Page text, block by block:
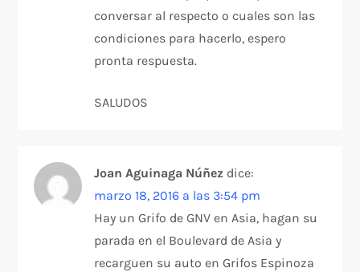
conversar al respecto o cuales son las
condiciones para hacerlo, espero
pronta respuesta.
SALUDOS
Joan Aguinaga Núñez dice:
marzo 18, 2016 a las 3:54 pm
Hay un Grifo de GNV en Asia, hagan su
parada en el Boulevard de Asia y
recarguen su auto en Grifos Espinoza